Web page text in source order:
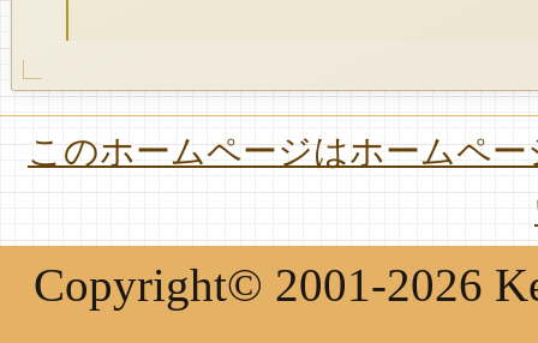
このホームページはホームペ
Copyright© 2001-2026